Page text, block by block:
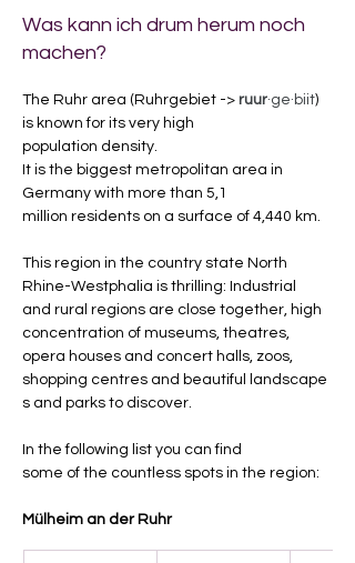
Was kann ich drum herum noch
machen?
The Ruhr area (Ruhrgebiet -> ruur·ge·biit)
is known for its very high
population density.
It is the biggest metropolitan area in
Germany with more than 5,1
million residents on a surface of 4,440 km.
This region in the country state North
Rhine-Westphalia is thrilling: Industrial
and rural regions are close together, high
concentration of museums, theatres,
opera houses and concert halls, zoos,
shopping centres and beautiful landscape
s and parks to discover.
In the following list you can find
some of the countless spots in the region:
Mülheim an der Ruhr